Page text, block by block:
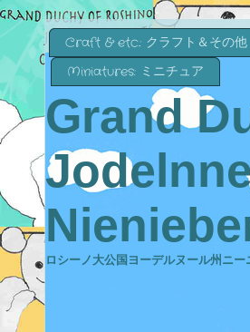
Craft & etc.: クラフト＆その他
Miniatures: ミニチュア
Grand
ロシーノ大公国ヨーデルヌール州ニ